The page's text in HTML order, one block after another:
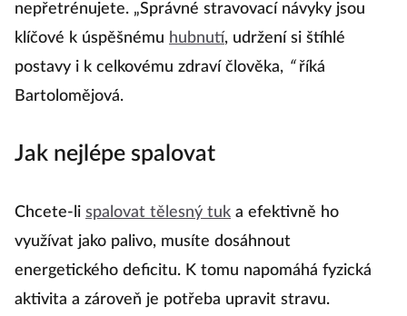
nepřetrénujete. „Správné stravovací návyky jsou
klíčové k úspěšnému hubnutí, udržení si štíhlé
postavy i k celkovému zdraví člověka, “říká
Bartolomějová.
Jak nejlépe spalovat
Chcete-li spalovat tělesný tuk a efektivně ho
využívat jako palivo, musíte dosáhnout
energetického deficitu. K tomu napomáhá fyzická
aktivita a zároveň je potřeba upravit stravu.